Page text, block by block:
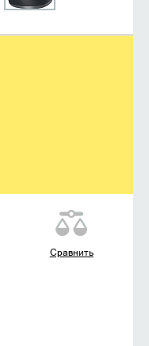
Сравнить